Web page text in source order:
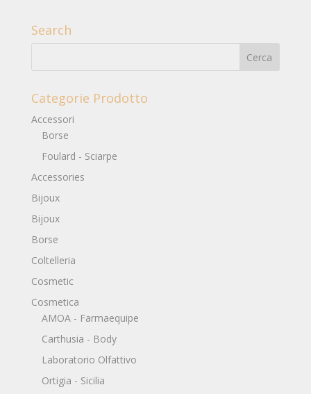
Search
Categorie Prodotto
Accessori
Borse
Foulard - Sciarpe
Accessories
Bijoux
Bijoux
Borse
Coltelleria
Cosmetic
Cosmetica
AMOA - Farmaequipe
Carthusia - Body
Laboratorio Olfattivo
Ortigia - Sicilia